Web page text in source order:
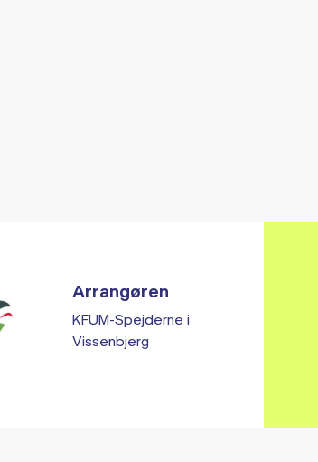
Arrangøren
KFUM-Spejderne i
Vissenbjerg